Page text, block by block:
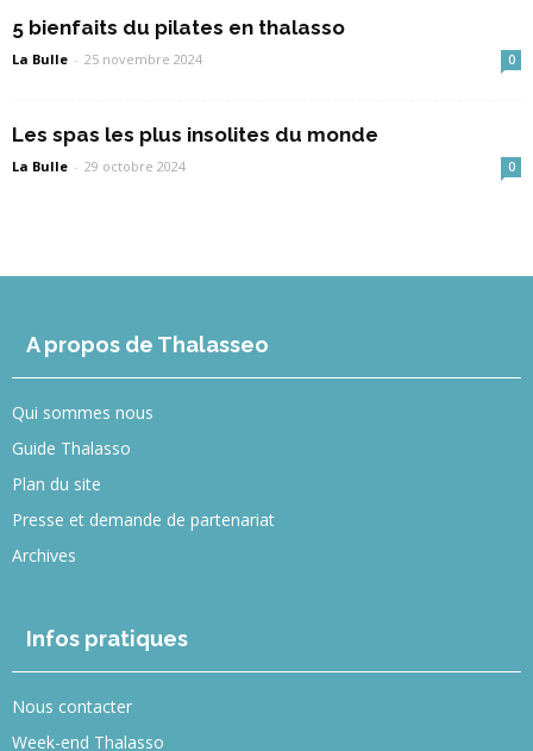
5 bienfaits du pilates en thalasso
La Bulle - 25 novembre 2024 0
Les spas les plus insolites du monde
La Bulle - 29 octobre 2024 0
A propos de Thalasseo
Qui sommes nous
Guide Thalasso
Plan du site
Presse et demande de partenariat
Archives
Infos pratiques
Nous contacter
Week-end Thalasso